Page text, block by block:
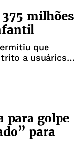
milhões
que
a usuários
para golpe
para